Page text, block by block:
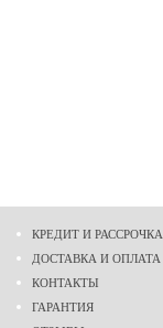
КРЕДИТ И РАССРОЧКА
ДОСТАВКА И ОПЛАТА
КОНТАКТЫ
ГАРАНТИЯ